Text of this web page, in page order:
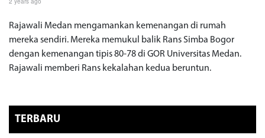
Rajawali Medan mengamankan kemenangan di rumah
mereka sendiri. Mereka memukul balik Rans Simba Bogor
dengan kemenangan tipis 80-78 di GOR Universitas Medan.
Rajawali memberi Rans kekalahan kedua beruntun.
TERBARU